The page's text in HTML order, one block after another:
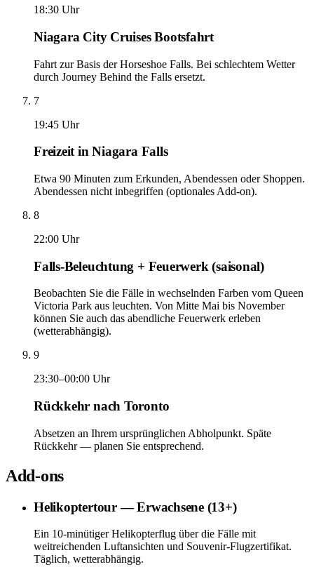
18:30 Uhr
Niagara City Cruises Bootsfahrt
Fahrt zur Basis der Horseshoe Falls. Bei schlechtem Wetter
durch Journey Behind the Falls ersetzt.
7
19:45 Uhr
Freizeit in Niagara Falls
Etwa 90 Minuten zum Erkunden, Abendessen oder Shoppen.
Abendessen nicht inbegriffen (optionales Add-on).
8
22:00 Uhr
Falls-Beleuchtung + Feuerwerk (saisonal)
Beobachten Sie die Fälle in wechselnden Farben vom Queen
Victoria Park aus leuchten. Von Mitte Mai bis November
können Sie auch das abendliche Feuerwerk erleben
(wetterabhängig).
9
23:30–00:00 Uhr
Rückkehr nach Toronto
Absetzen an Ihrem ursprünglichen Abholpunkt. Späte
Rückkehr — planen Sie entsprechend.
Add-ons
Helikoptertour — Erwachsene (13+)
Ein 10-minütiger Helikopterflug über die Fälle mit
weitreichenden Luftansichten und Souvenir-Flugzertifikat.
Täglich, wetterabhängig.